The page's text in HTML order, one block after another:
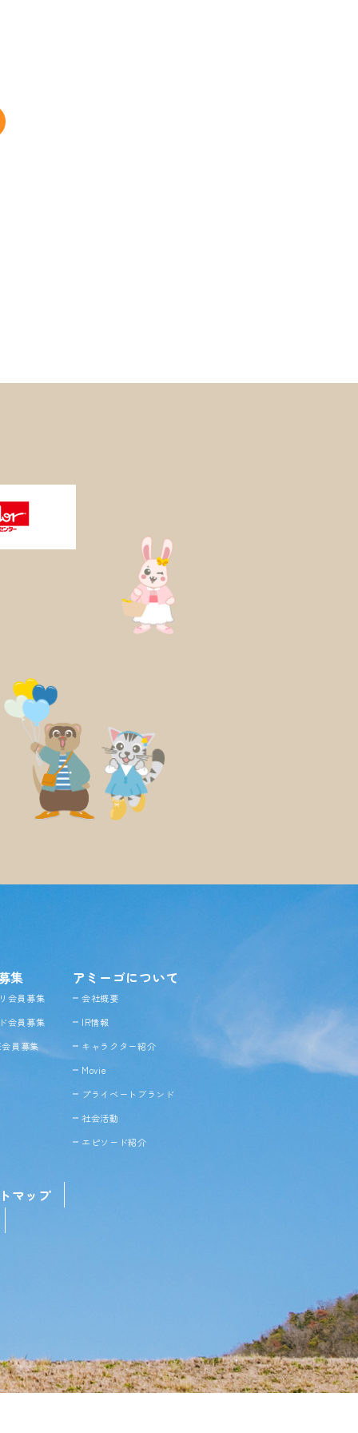
集
会員募集
会員募集
員募集
アミーゴについて
会社概要
IR情報
キャラクター紹介
Movie
プライベートブランド
社会活動
エピソード紹介
マップ